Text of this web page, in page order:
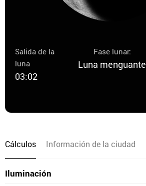
Salida de la
luna
03:02
Fase lunar:
Luna menguante
Cálculos Información de la ciudad
Iluminación